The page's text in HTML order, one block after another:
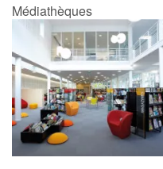
Médiathèques